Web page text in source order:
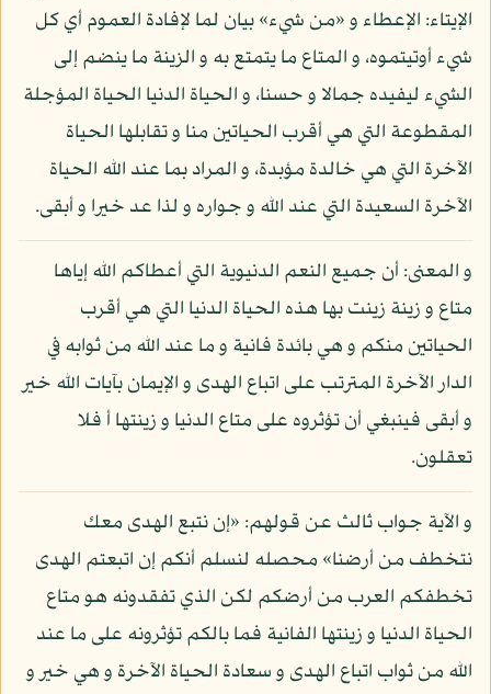
الإيتاء: الإعطاء و «من شيء» بيان لما لإفادة العموم أي كل
شيء أوتيتموه، و المتاع ما يتمتع به و الزينة ما ينضم إلى
الشيء ليفيده جمالا و حسنا، و الحياة الدنيا الحياة المؤجلة
المقطوعة التي هي أقرب الحياتين منا و تقابلها الحياة
الآخرة التي هي خالدة مؤبدة، و المراد بما عند الله الحياة
الآخرة السعيدة التي عند الله و جواره و لذا عد خيرا و أبقى.
و المعنى: أن جميع النعم الدنيوية التي أعطاكم الله إياها
متاع و زينة زينت بها هذه الحياة الدنيا التي هي أقرب
الحياتين منكم و هي بائدة فانية و ما عند الله من ثوابه في
الدار الآخرة المترتب على اتباع الهدى و الإيمان بآيات الله خير
و أبقى فينبغي أن تؤثروه على متاع الدنيا و زينتها أ فلا
تعقلون.
و الآية جواب ثالث عن قولهم: «إن نتبع الهدى معك
نتخطف من أرضنا» محصله لنسلم أنكم إن اتبعتم الهدى
تخطفكم العرب من أرضكم لكن الذي تفقدونه هو متاع
الحياة الدنيا و زينتها الفانية فما بالكم تؤثرونه على ما عند
الله من ثواب اتباع الهدى و سعادة الحياة الآخرة و هي خير و